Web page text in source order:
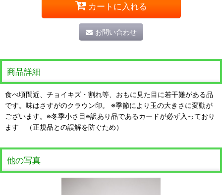
カートに入れる
お問い合わせ
商品詳細
食べ頃間近、チョイキズ・割れ等、おもに見た目に若干難がある品
です。味はさすがのクラウン印。 ※季節により玉の大きさに変動が
ございます。※冬季小さ目※訳あり品であるカードが必ず入っており
ます （正規品との誤解を防ぐため）
他の写真